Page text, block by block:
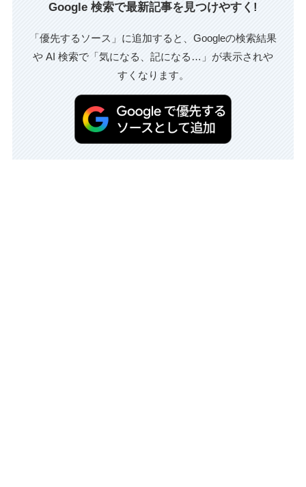
Google 検索で最新記事を見つけやすく!
「優先するソース」に追加すると、Googleの検索結果
や AI 検索で「気になる、記になる…」が表示されや
すくなります。